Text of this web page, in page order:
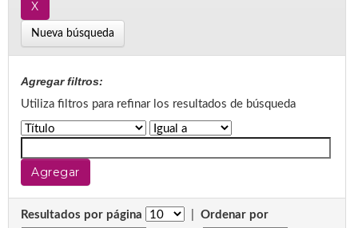
Nueva búsqueda
Agregar filtros:
Utiliza filtros para refinar los resultados de búsqueda
Resultados por página
Ordenar por